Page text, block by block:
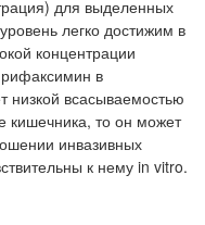
для выделенных
легко достижим в
концентрации
в
всасываемостью
кишечника, то он может
инвазивных
к нему in vitro.